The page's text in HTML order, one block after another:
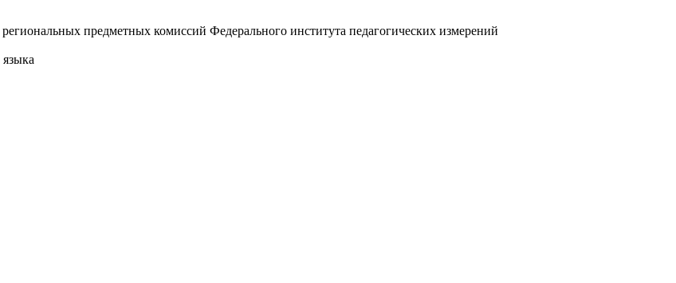
предметных комиссий Федерального института педагогических измерений